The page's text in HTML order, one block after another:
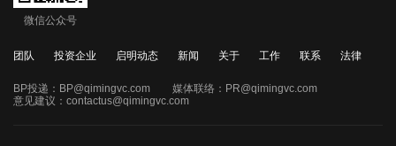
微信公众号
团队 投资企业 启明动态 新闻 关于 工作 联系 法律
BP投递： BP@qimingvc.com 媒体联络： PR@qimingvc.com
意见建议： contactus@qimingvc.com